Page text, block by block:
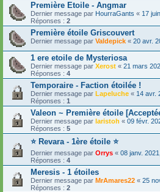
Première Etoile - Angmar
Dernier message par HourraGants « 17
Réponses : 2
Première étoile Griscouvert
Dernier message par Valdepick « 20 avr.
1 ere etoile de Mysteriosa
Dernier message par Xerost « 21 mars
Réponses : 4
Temporaire - Faction étoilée !
Dernier message par Lapeluche « 14 avr.
Réponses : 1
Valeon ~ Première étoile
Dernier message par laristoh « 09 févr.
Réponses : 5
⭐ Revara - 1ère étoile ⭐
Dernier message par Orrys « 08 janv.
Réponses : 4
Meresis - 1 étoiles
Dernier message par MrAmares22 « 25
Réponses : 2